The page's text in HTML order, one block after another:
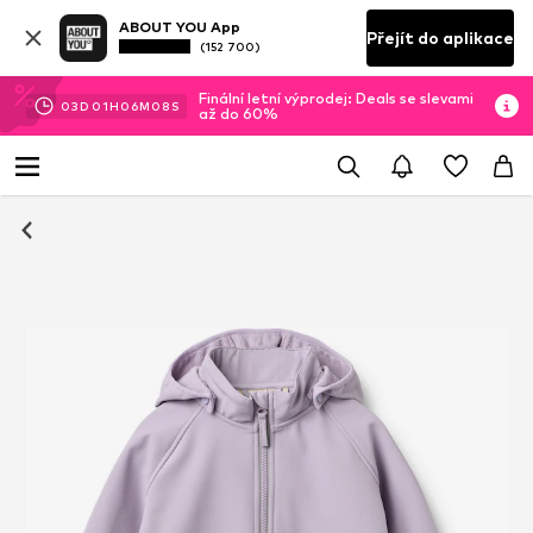
ABOUT YOU App
(152 700) Přejít do aplikace
03D 01H 06M 07 S
Finální letní výprodej: Deals se slevami
až do 60%